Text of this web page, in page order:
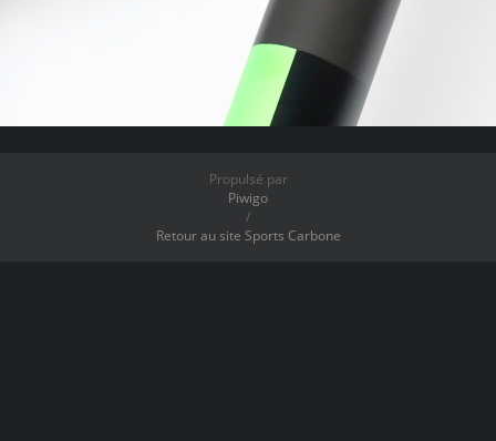
Propulsé par
Piwigo
/
Retour au site Sports Carbone